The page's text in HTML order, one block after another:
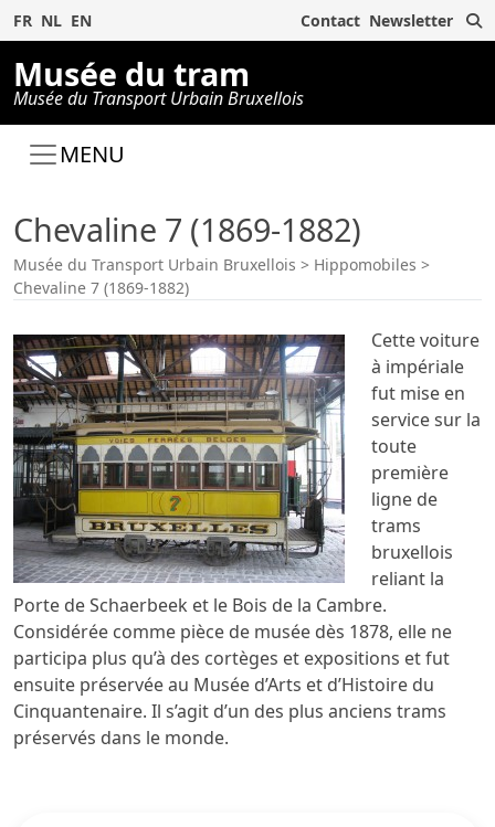
FR NL EN Contact Newsletter
Musée du tram
Musée du Transport Urbain Bruxellois
MENU
Chevaline 7 (1869-1882)
Musée du Transport Urbain Bruxellois > Hippomobiles >
Chevaline 7 (1869-1882)
Cette voiture
à impériale
fut mise en
service sur la
toute
première
ligne de
trams
bruxellois
reliant la
Porte de Schaerbeek et le Bois de la Cambre.
Considérée comme pièce de musée dès 1878, elle ne
participa plus qu’à des cortèges et expositions et fut
ensuite préservée au Musée d’Arts et d’Histoire du
Cinquantenaire. Il s’agit d’un des plus anciens trams
préservés dans le monde.